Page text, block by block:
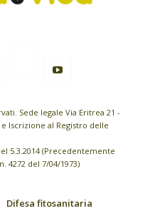
Sede legale Via Eritrea 21 -
Iscrizione al Registro delle
5.3.2014 (Precedentemente
4272 del 7/04/1973)
Difesa fitosanitaria